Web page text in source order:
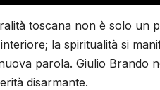
toscana non è solo un
la spiritualità si
parola. Giulio Brando
disarmante.